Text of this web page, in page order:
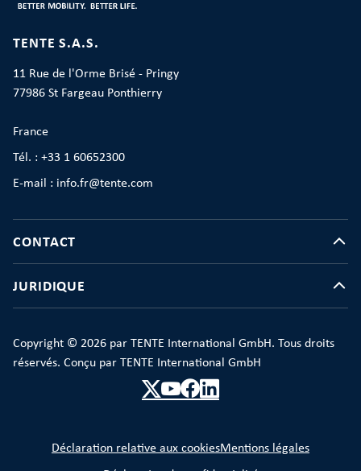
TENTE S.A.S.
11 Rue de l'Orme Brisé - Pringy
77986 St Fargeau Ponthierry
France
Tél. : +33 1 60652300
E-mail : info.fr@tente.com
CONTACT
JURIDIQUE
Copyright © 2026 par TENTE International GmbH. Tous droits
réservés. Conçu par TENTE International GmbH
Déclaration relative aux cookiesMentions légales